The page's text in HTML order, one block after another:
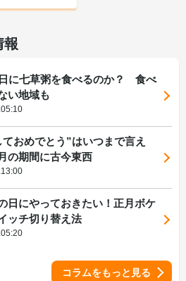
報
に七草粥を食べるのか？ 食べ
い地域も
おめでとう”はいつまで言え
の期間に古今東西
日にやっておきたい！正月ボケ
ッチ切り替え法
コラムをもっと見る